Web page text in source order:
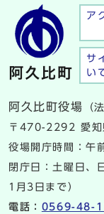
ア
サ
い
阿久比町役場
（
〒470-2292 愛知
役場開庁時間：午
閉庁日：土曜日、
1月3日まで）
電話： 0569-48-